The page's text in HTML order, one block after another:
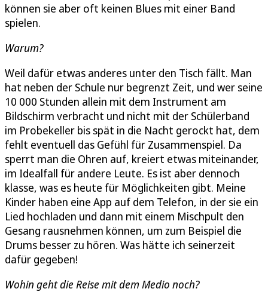
können sie aber oft keinen Blues mit einer Band
spielen.
Warum?
Weil dafür etwas anderes unter den Tisch fällt. Man
hat neben der Schule nur begrenzt Zeit, und wer seine
10 000 Stunden allein mit dem Instrument am
Bildschirm verbracht und nicht mit der Schülerband
im Probekeller bis spät in die Nacht gerockt hat, dem
fehlt eventuell das Gefühl für Zusammenspiel. Da
sperrt man die Ohren auf, kreiert etwas miteinander,
im Idealfall für andere Leute. Es ist aber dennoch
klasse, was es heute für Möglichkeiten gibt. Meine
Kinder haben eine App auf dem Telefon, in der sie ein
Lied hochladen und dann mit einem Mischpult den
Gesang rausnehmen können, um zum Beispiel die
Drums besser zu hören. Was hätte ich seinerzeit
dafür gegeben!
Wohin geht die Reise mit dem Medio noch?